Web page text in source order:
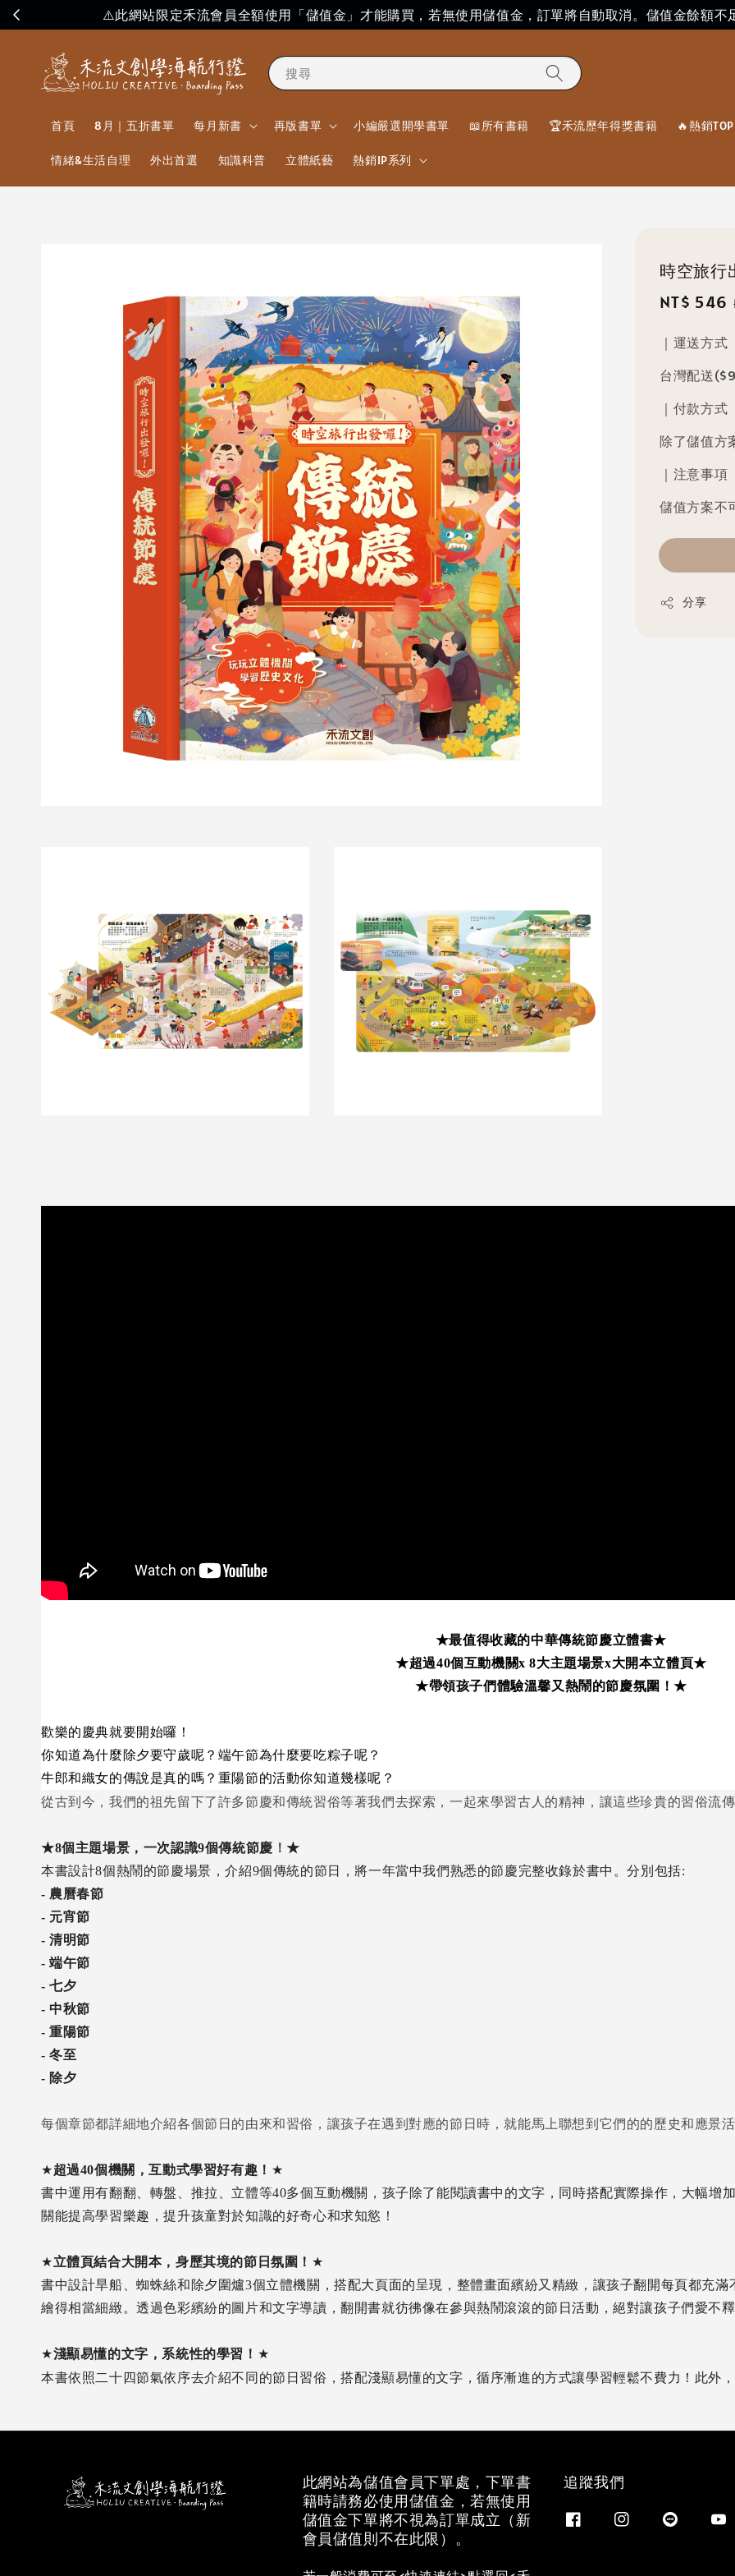
⚠️此網站限定禾流會員全額使用「儲值金」才能購買，若無使用儲值金，訂單將自動取消。儲值金餘額不
搜尋
首頁 8月｜五折書單 每月新書 再版書單 小編嚴選開學書單 📖所有書籍 🏆禾流歷年得獎書籍 🔥熱銷TOP
情緒&生活自理 外出首選 知識科普 立體紙藝 熱銷IP系列
時空旅行
Sale
NT$ 546
｜運送方式
台灣配送
｜付款方式
除了儲值方
｜注意事項
儲值方案不
分享
★最值得收藏的中華傳統節慶立體書★
★超過40個互動機關x 8大主題場景x大開本立體頁★
★帶領孩子們體驗溫馨又熱鬧的節慶氛圍！★
歡樂的慶典就要開始囉！
你知道為什麼除夕要守歲呢？端午節為什麼要吃粽子呢？
牛郎和織女的傳說是真的嗎？重陽節的活動你知道幾樣呢？
從古到今，我們的祖先留下了許多節慶和傳統習俗等著我們去探索，一起來學習古人的精神，讓這些珍貴的習俗流傳
★8個主題場景，一次認識9個傳統節慶 ！★
本書設計8個熱鬧的節慶場景，介紹9個傳統的節日，將一年當中我們熟悉的節慶完整收錄於書中。分別包括:
- 農曆春節
- 元宵節
-清明節
-端午節
-七夕
-中秋節
-重陽節
-冬至
- 除夕
每個章節都詳細地介紹各個節日的由來和習俗，讓孩子在遇到對應的節日時，就能馬上聯想到它們的的歷史和應景
★超過40個機關，互動式學習好有趣！ ★
書中運用有翻翻、轉盤、推拉、立體等40多個互動機關，孩子除了能閱讀書中的文字，同時搭配實際操作，大幅增
關能提高學習樂趣，提升孩童對於知識的好奇心和求知慾！
★立體頁結合大開本，身歷其境的節日氛圍！ ★
書中設計旱船、蜘蛛絲和除夕圍爐3個立體機關，搭配大頁面的呈現，整體畫面繽紛又精緻，讓孩子翻開每頁都充
繪得相當細緻。透過色彩繽紛的圖片和文字導讀，翻開書就彷彿像在參與熱鬧滾滾的節日活動，絕對讓孩子們愛不釋
★淺顯易懂的文字，系統性的學習！ ★
本書依照二十四節氣依序去介紹不同的節日習俗，搭配淺顯易懂的文字，循序漸進的方式讓學習輕鬆不費力！此外
此網站為儲值會員下單處，下單書
籍時請務必使用儲值金，若無使用
儲值金下單將不視為訂單成立（新
會員儲值則不在此限）。
追蹤我們